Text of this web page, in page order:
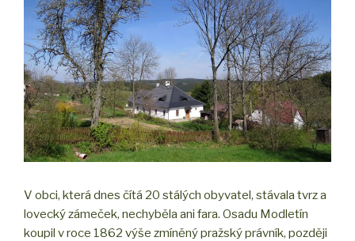
V obci, která dnes čítá 20 stálých obyvatel, stávala tvrz a
lovecký zámeček, nechyběla ani fara. Osadu Modletín
koupil v roce 1862 výše zmíněný pražský právník, později